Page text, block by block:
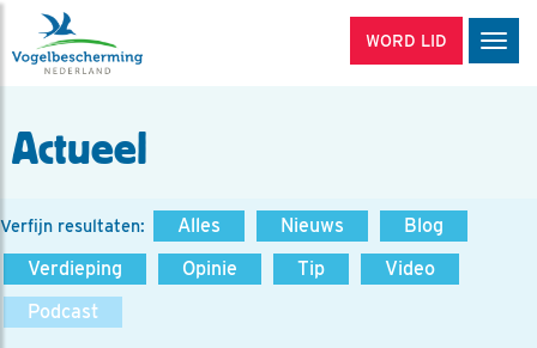
WORD LID
Actueel
Verfijn resultaten: Alles Nieuws
Blog
Verdieping
Opinie Tip
Video
Podcast